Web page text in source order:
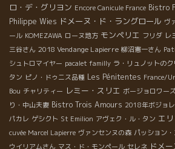
ロ・デ・グリヨン Encore Canicule France Bistro
Philippe Wies ドメーヌ・ド・ラングロール ヴ
ール KOMEZAWA ローヌ地方 モンペリエ フリダ レ
三谷さん 2018 Vendange Lapierre 柳沼憲一さん
シュトロマイヤー pacalet familly ラ・リュノットのク
タン ピノ・ドゥニス品種 Les Pénitentes France/
Bou チャリティー レミー・スリエ ボージョロワー
り・中山夫妻 Bistro Trois Amours 2018年ボジョ
パカレ ゲシクト St Emilion アヴェク・ル・タン エ
cuvée Marcel Lapierre ヴァンセンヌの森 パッション
ウイリアムさん マス・ド・モンペール セレネ ドメ